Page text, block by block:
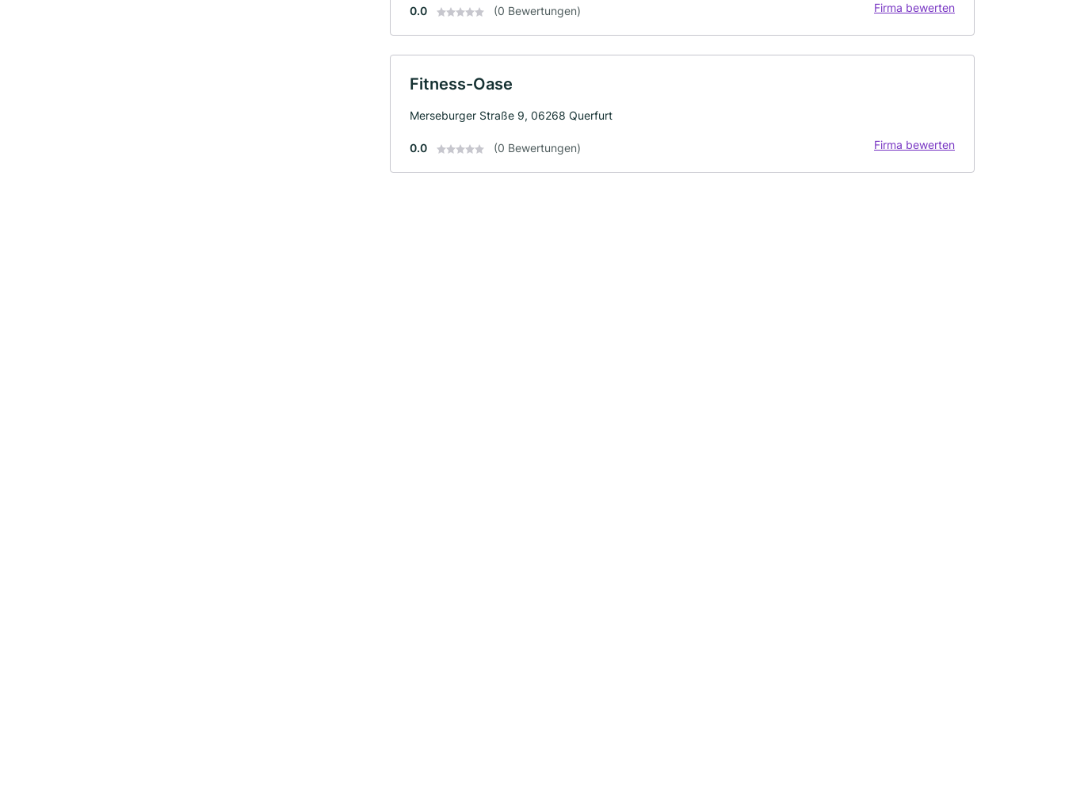
0.0 (0 Bewertungen) Firma bewerten
Fitness-Oase
Merseburger Straße 9, 06268 Querfurt
0.0 (0 Bewertungen) Firma bewerten